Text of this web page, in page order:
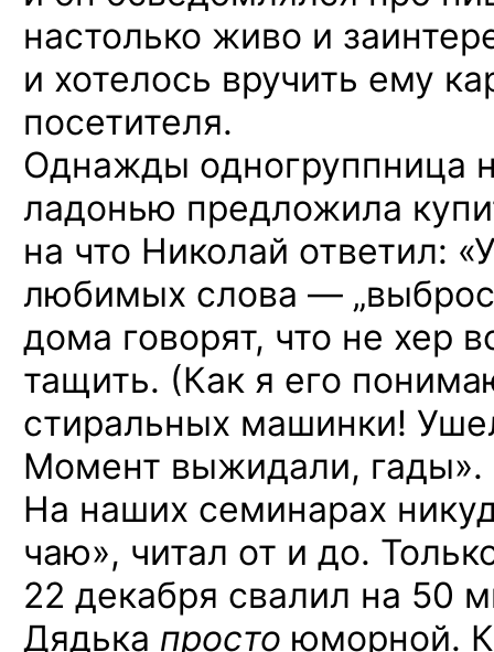
настолько живо и
и хотелось вручить ему
посетителя.
Однажды одногруппница
ладонью предложила
на что Николай ответил:
любимых слова —
дома говорят, что не хер
тащить. (Как я его
стиральных машинки!
Момент выжидали, гады».
На наших семинарах
чаю», читал от и до.
22 декабря свалил на 50
Дядька просто юморной.